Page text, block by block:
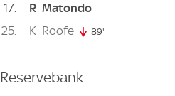
17 R Matondo
25
K Roofe 89'
Reservebank